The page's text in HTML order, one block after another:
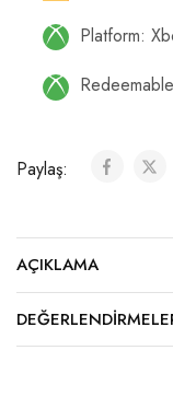
Platform:
Paylaş:
AÇIKLAMA